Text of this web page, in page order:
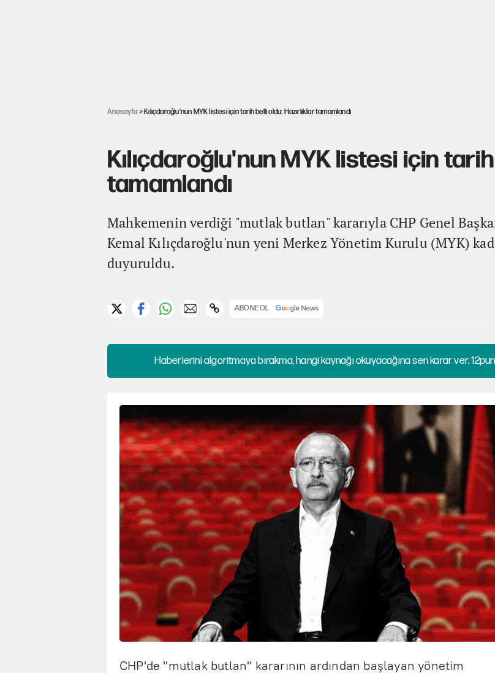
Anasayfa > Kılıçdaroğlu'nun MYK listesi için tarih belli oldu: Hazırlıklar tamamlandı
Kılıçdaroğlu'nun MYK listesi için
tamamlandı
Mahkemenin verdiği "mutlak butlan" kararıyla CHP Genel
Kemal Kılıçdaroğlu'nun yeni Merkez Yönetim Kurulu (MYK)
duyuruldu.
ABONE OL
Haberlerini algoritmaya bırakma, hangi kaynağı okuyacağına sen karar ver.
CHP'de "mutlak butlan" kararının ardından başlayan yönetim